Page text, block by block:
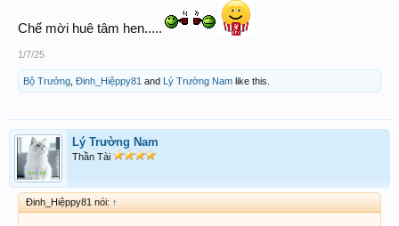
Chế mời huê tâm hen.....
1/7/25
Bộ Trưởng Đinh_Hiệppy81 and Lý Trường Nam like this.
Lý Trường Nam
Thần Tài
Đinh_Hiệppy81 nói: ↑